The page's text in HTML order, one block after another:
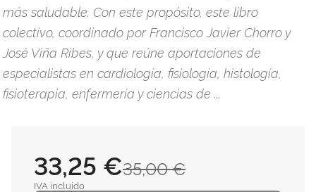
más saludable. Con este propósito, este libro
colectivo, coordinado por Francisco Javier Chorro y
José Viña Ribes, y que reúne aportaciones de
especialistas en cardiología, fisiología, histología,
fisioterapia, enfermería y ciencias de ...
35,00 €
33,25 €
IVA incluido